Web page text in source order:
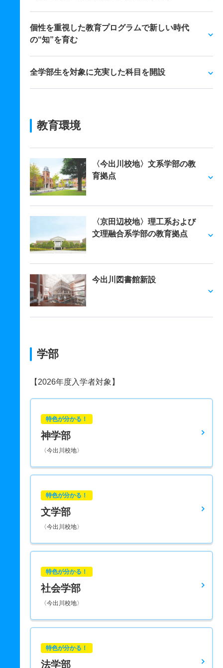
個性を重視した教育プログラムで新しい時代
の“知”を育む
全学部生を対象に充実した科目を開設
教育環境
〈今出川校地〉文系学部の教
育拠点
〈京田辺校地〉理工系および
文理融合系学部の教育拠点
今出川図書館新設
学部
【2026年度入学者対象】
特色が分かる！
神学部
〈今出川校地〉
特色が分かる！
文学部
〈今出川校地〉
特色が分かる！
社会学部
〈今出川校地〉
特色が分かる！
法学部